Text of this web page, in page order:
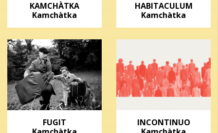
KAMCHÀTKA
Kamchàtka
HABITACULUM
Kamchàtka
FUGIT
INCONTINUO